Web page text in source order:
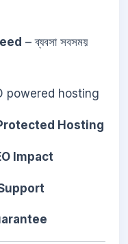
– ব্যবসা সবসময়
powered hosting
Hosting
Impact